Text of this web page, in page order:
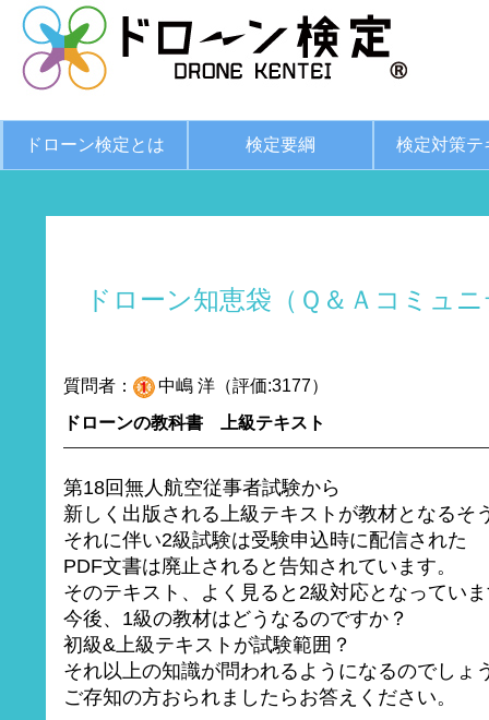
ドローン検定とは 検定要綱 検定対策テ
ドローン知恵袋（Ｑ＆Ａコミュ
質問者：
中嶋 洋（評価:3177）
ドローンの教科書 上級テキスト
第18回無人航空従事者試験から
新しく出版される上級テキストが教材となるそ
それに伴い2級試験は受験申込時に配信された
PDF文書は廃止されると告知されています。
そのテキスト、よく見ると2級対応となってい
今後、1級の教材はどうなるのですか？
初級&上級テキストが試験範囲？
それ以上の知識が問われるようになるのでしょ
ご存知の方おられましたらお答えください。